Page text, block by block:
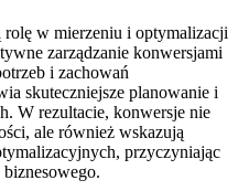
w mierzeniu i optymalizacji
zarządzanie konwersjami
i zachowań
skuteczniejsze planowanie i
W rezultacie, konwersje nie
ale również wskazują
przyczyniając
biznesowego.